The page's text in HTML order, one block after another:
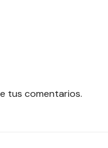
tus comentarios.